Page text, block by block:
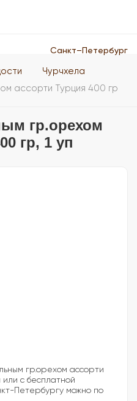
Санкт–Петербург
Чурчхела
ассорти Турция 400 гр
гр.орехом
гр, 1 уп
гр.орехом ассорти
с бесплатной
Петербургу можно по